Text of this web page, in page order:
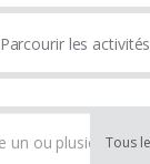
Parcourir les activités